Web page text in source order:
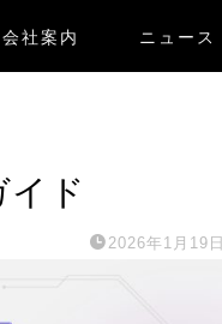
会社案内 ニュース
ド
2026年1月19日